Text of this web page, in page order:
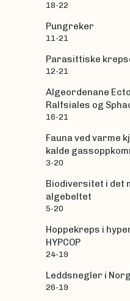
18-22
Pungreker
11-21
Parasittiske
12-21
Algeordenane
Ralfsiales og
16-21
Fauna ved varme
kalde
3-20
Biodiversitet i det
algebeltet
5-20
Hoppekreps i
HYPCOP
24-19
Leddsnegler i
26-19